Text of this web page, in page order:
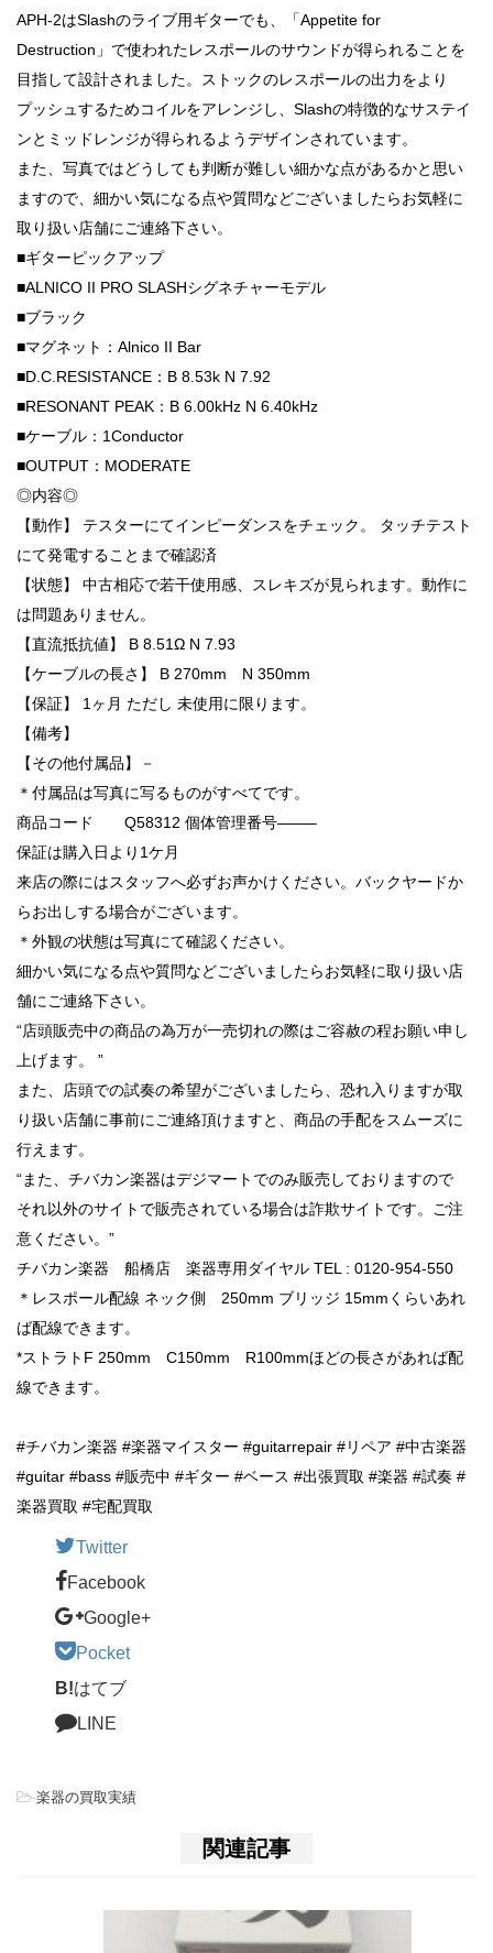
APH-2はSlashのライブ用ギターでも、「Appetite for
Destruction」で使われたレスポールのサウンドが得られることを
目指して設計されました。ストックのレスポールの出力をより
プッシュするためコイルをアレンジし、Slashの特徴的なサステイ
ンとミッドレンジが得られるようデザインされています。
また、写真ではどうしても判断が難しい細かな点があるかと思い
ますので、細かい気になる点や質問などございましたらお気軽に
取り扱い店舗にご連絡下さい。
■ギターピックアップ
■ALNICO II PRO SLASHシグネチャーモデル
■ブラック
■マグネット：Alnico II Bar
■D.C.RESISTANCE：B 8.53k N 7.92
■RESONANT PEAK：B 6.00kHz N 6.40kHz
■ケーブル：1Conductor
■OUTPUT：MODERATE
◎内容◎
【動作】 テスターにてインピーダンスをチェック。 タッチテスト
にて発電することまで確認済
【状態】 中古相応で若干使用感、スレキズが見られます。動作に
は問題ありません。
【直流抵抗値】 B 8.51Ω N 7.93
【ケーブルの長さ】 B 270mm N 350mm
【保証】 1ヶ月 ただし 未使用に限ります。
【備考】
【その他付属品】－
＊付属品は写真に写るものがすべてです。
商品コード Q58312 個体管理番号——–
保証は購入日より1ケ月
来店の際にはスタッフへ必ずお声かけください。バックヤードか
らお出しする場合がございます。
＊外観の状態は写真にて確認ください。
細かい気になる点や質問などございましたらお気軽に取り扱い店
舗にご連絡下さい。
“店頭販売中の商品の為万が一売切れの際はご容赦の程お願い申し
上げます。 ”
また、店頭での試奏の希望がございましたら、恐れ入りますが取
り扱い店舗に事前にご連絡頂けますと、商品の手配をスムーズに
行えます。
“また、チバカン楽器はデジマートでのみ販売しておりますので
それ以外のサイトで販売されている場合は詐欺サイトです。ご注
意ください。”
チバカン楽器 船橋店 楽器専用ダイヤル TEL : 0120-954-550
＊レスポール配線 ネック側 250mm ブリッジ 15mmくらいあれ
ば配線できます。
*ストラトF 250mm C150mm R100mmほどの長さがあれば配
線できます。
#チバカン楽器 #楽器マイスター #guitarrepair #リペア #中古楽器
#guitar #bass #販売中 #ギター #ベース #出張買取 #楽器 #試奏 #
楽器買取 #宅配買取
Twitter
Facebook
Google+
Pocket
B!はてブ
LINE
-楽器の買取実績
関連記事